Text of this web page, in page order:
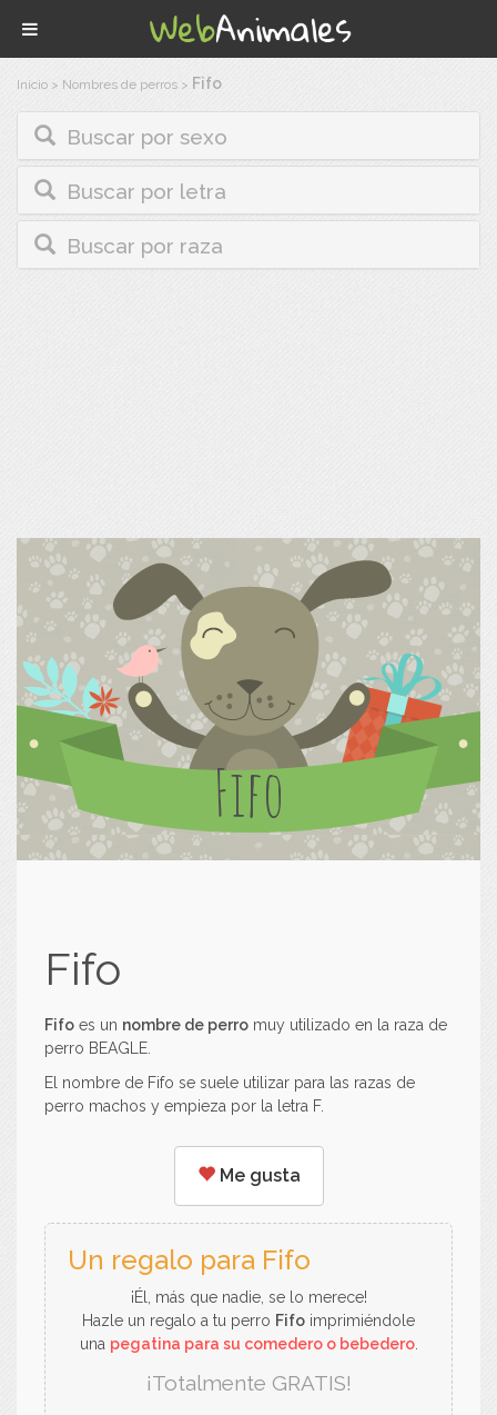
Inicio > Nombres de perros > Fifo
Buscar por sexo
Buscar por letra
Buscar por raza
Fifo
Fifo
Fifo es un nombre de perro muy utilizado en la raza de
perro BEAGLE.
El nombre de Fifo se suele utilizar para las razas de
perro machos y empieza por la letra F.
Me gusta
Un regalo para Fifo
¡Él, más que nadie, se lo merece!
Hazle un regalo a tu perro Fifo imprimiéndole
una pegatina para su comedero o bebedero.
¡Totalmente GRATIS!